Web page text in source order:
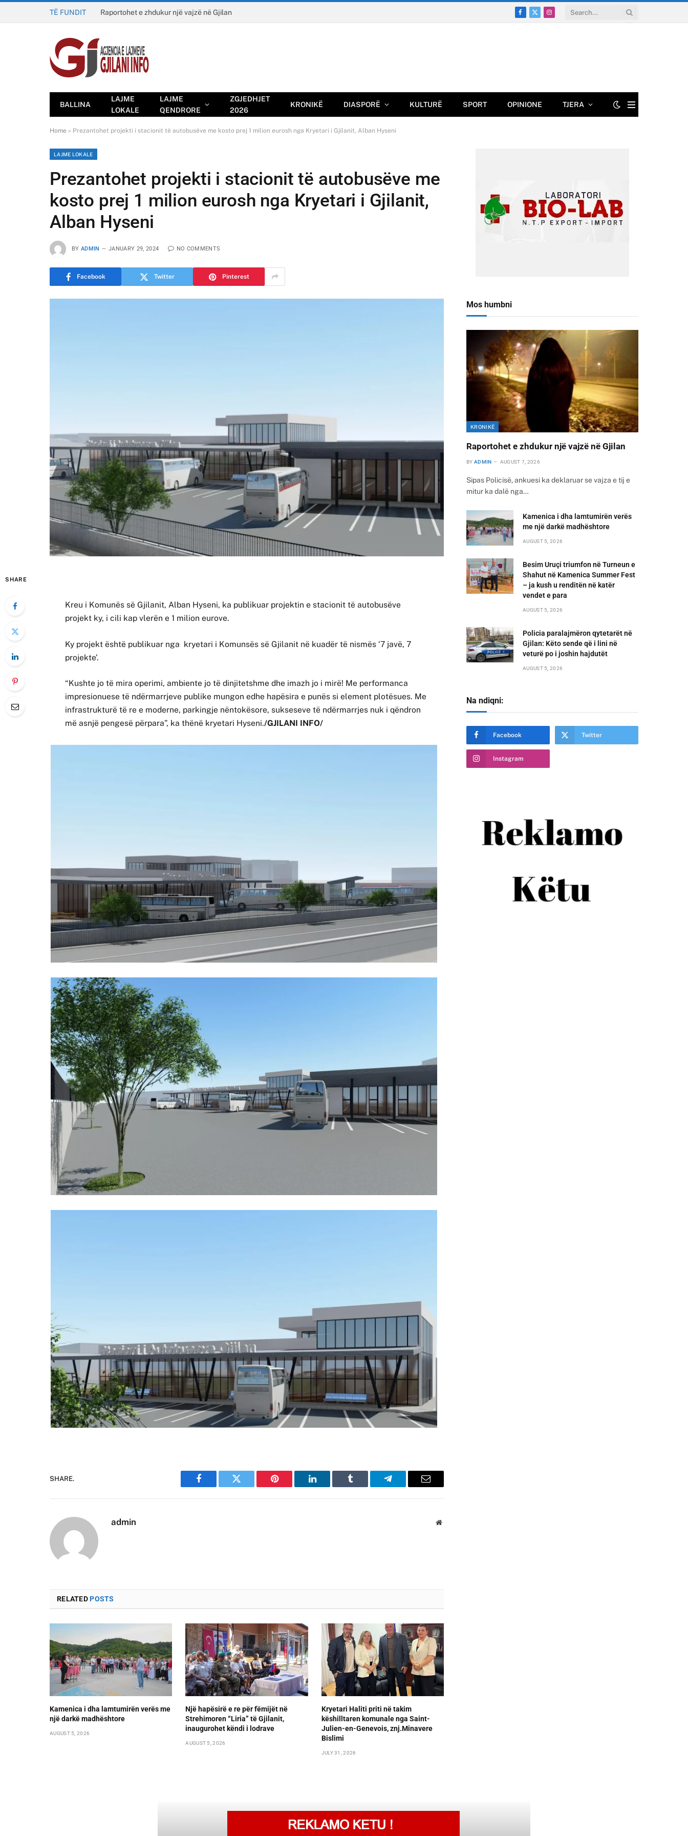
TË FUNDIT Raportohet e zhdukur një vajzë në Gjilan
Facebook
X
Instagram
BALLINA
LAJME
LOKALE
LAJME
QENDRORE
ZGJEDHJET
2026
KRONIKË DIASPORË KULTURË SPORT OPINIONE TJERA
Home » Prezantohet projekti i stacionit të autobusëve me kosto prej 1 milion eurosh nga Kryetari i Gjilanit, Alban Hyseni
LAJME LOKALE
Prezantohet projekti i stacionit të autobusëve me
kosto prej 1 milion eurosh nga Kryetari i Gjilanit,
Alban Hyseni
BY ADMIN JANUARY 29, 2024 NO COMMENTS
Facebook Twitter Pinterest
SHARE
Kreu i Komunës së Gjilanit, Alban Hyseni, ka publikuar projektin e stacionit të autobusëve
projekt ky, i cili kap vlerën e 1 milion eurove.
Ky projekt është publikuar nga kryetari i Komunsës së Gjilanit në kuadër të nismës ‘7 javë, 7
projekte’.
“Kushte jo të mira operimi, ambiente jo të dinjitetshme dhe imazh jo i mirë! Me performanca
impresionuese të ndërmarrjeve publike mungon edhe hapësira e punës si element plotësues. Me
infrastrukturë të re e moderne, parkingje nëntokësore, sukseseve të ndërmarrjes nuk i qëndron
më asnjë pengesë përpara”, ka thënë kryetari Hyseni./GJILANI INFO/
SHARE.
Facebook Twitter Pinterest LinkedIn Tumblr Telegram Email
admin Website
RELATEDPOSTS
Kamenica i dha lamtumirën verës me
një darkë madhështore
AUGUST 5, 2026
Një hapësirë e re për fëmijët në
Strehimoren “Liria” të Gjilanit,
inaugurohet këndi i lodrave
AUGUST 5, 2026
Kryetari Haliti priti në takim
këshilltaren komunale nga Saint-
Julien-en-Genevois, znj.Minavere
Bislimi
JULY 31, 2026
Mos humbni
KRONIKË
Raportohet e zhdukur një vajzë në Gjilan
BY ADMIN AUGUST 7, 2026
Sipas Policisë, ankuesi ka deklaruar se vajza e tij e
mitur ka dalë nga…
Kamenica i dha lamtumirën verës
me një darkë madhështore
AUGUST 5, 2026
Besim Uruçi triumfon në Turneun e
Shahut në Kamenica Summer Fest
– ja kush u renditën në katër
vendet e para
AUGUST 5, 2026
Policia paralajmëron qytetarët në
Gjilan: Këto sende që i lini në
veturë po i joshin hajdutët
AUGUST 5, 2026
Na ndiqni:
Facebook Twitter
Instagram